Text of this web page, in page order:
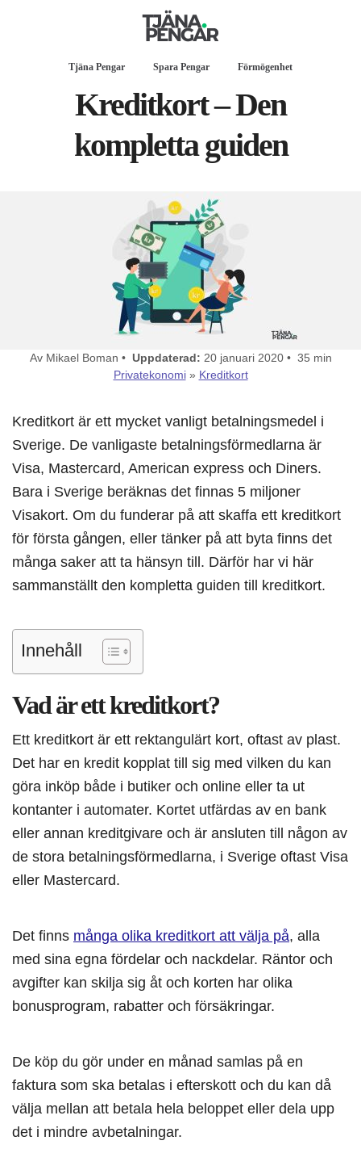
Tjäna Pengar Spara Pengar Förmögenhet
Kreditkort – Den
kompletta guiden
Av Mikael Boman • Uppdaterad: 20 januari 2020 • 35 min
Privatekonomi» Kreditkort
Kreditkort är ett mycket vanligt betalningsmedel i
Sverige. De vanligaste betalningsförmedlarna är
Visa, Mastercard, American express och Diners.
Bara i Sverige beräknas det finnas 5 miljoner
Visakort. Om du funderar på att skaffa ett kreditkort
för första gången, eller tänker på att byta finns det
många saker att ta hänsyn till. Därför har vi här
sammanställt den kompletta guiden till kreditkort.
Innehåll
Vad är ett kreditkort?
Ett kreditkort är ett rektangulärt kort, oftast av plast.
Det har en kredit kopplat till sig med vilken du kan
göra inköp både i butiker och online eller ta ut
kontanter i automater. Kortet utfärdas av en bank
eller annan kreditgivare och är ansluten till någon av
de stora betalningsförmedlarna, i Sverige oftast Visa
eller Mastercard.
Det finns många olika kreditkort att välja på, alla
med sina egna fördelar och nackdelar. Räntor och
avgifter kan skilja sig åt och korten har olika
bonusprogram, rabatter och försäkringar.
De köp du gör under en månad samlas på en
faktura som ska betalas i efterskott och du kan då
välja mellan att betala hela beloppet eller dela upp
det i mindre avbetalningar.